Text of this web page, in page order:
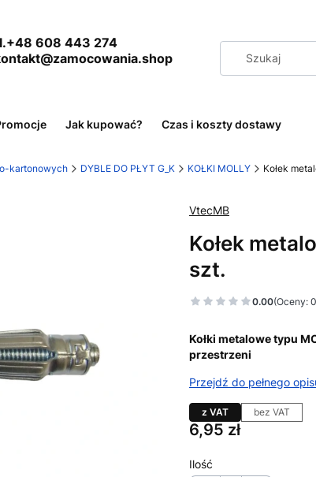
608 443 274
Jak kupować? Czas i koszty dostawy
kartonowych DYBLE DO PŁYT G_K KOŁKI MOLLY Kołek
VtecMB
Kołek
szt.
0.00(Oceny:
Kołki metalowe typu
przestrzeni
Przejdź do pełnego
z VAT bez VAT
Cena
6,95 zł
Ilość